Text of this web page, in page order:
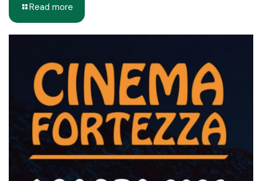
Read more